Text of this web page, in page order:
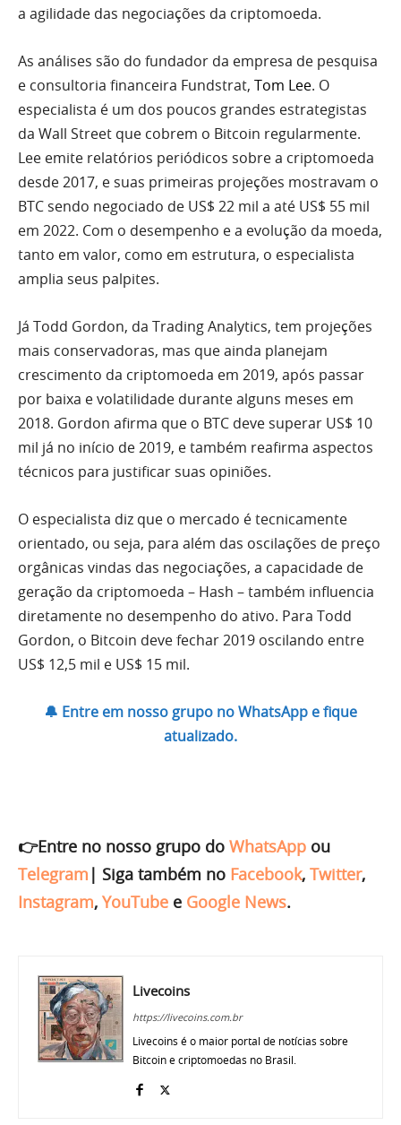
a agilidade das negociações da criptomoeda.
As análises são do fundador da empresa de pesquisa
e consultoria financeira Fundstrat, Tom Lee. O
especialista é um dos poucos grandes estrategistas
da Wall Street que cobrem o Bitcoin regularmente.
Lee emite relatórios periódicos sobre a criptomoeda
desde 2017, e suas primeiras projeções mostravam o
BTC sendo negociado de US$ 22 mil a até US$ 55 mil
em 2022. Com o desempenho e a evolução da moeda,
tanto em valor, como em estrutura, o especialista
amplia seus palpites.
Já Todd Gordon, da Trading Analytics, tem projeções
mais conservadoras, mas que ainda planejam
crescimento da criptomoeda em 2019, após passar
por baixa e volatilidade durante alguns meses em
2018. Gordon afirma que o BTC deve superar US$ 10
mil já no início de 2019, e também reafirma aspectos
técnicos para justificar suas opiniões.
O especialista diz que o mercado é tecnicamente
orientado, ou seja, para além das oscilações de preço
orgânicas vindas das negociações, a capacidade de
geração da criptomoeda – Hash – também influencia
diretamente no desempenho do ativo. Para Todd
Gordon, o Bitcoin deve fechar 2019 oscilando entre
US$ 12,5 mil e US$ 15 mil.
🔔 Entre em nosso grupo no WhatsApp e fique
atualizado.
👉Entre no nosso grupo do WhatsApp ou
Telegram | Siga também no Facebook, Twitter,
Instagram, YouTube e Google News.
Livecoins
https://livecoins.com.br
Livecoins é o maior portal de notícias sobre
Bitcoin e criptomoedas no Brasil.